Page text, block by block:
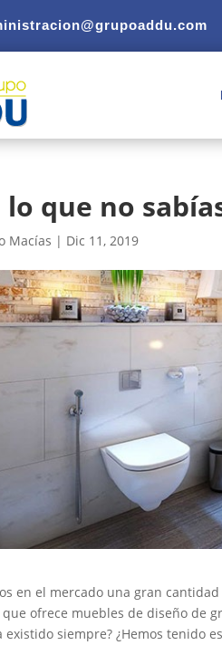
lo que no
Macías | Dic 11, 2019
en el mercado una gran
que ofrece muebles de diseño de
existido siempre? ¿Hemos tenido